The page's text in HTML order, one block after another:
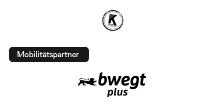
Mobilitätspartner